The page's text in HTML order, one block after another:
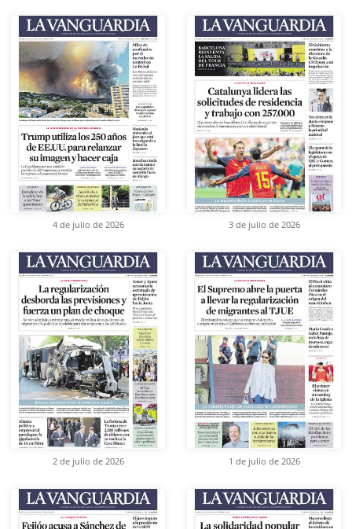
4 de julio de 2026 3 de julio de 2026
2 de julio de 2026 1 de julio de 2026